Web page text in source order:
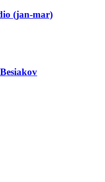
(jan-mar)